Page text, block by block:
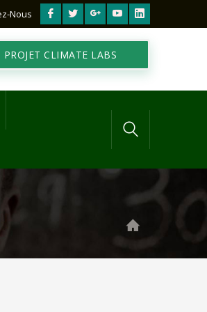
Nous
Facebook
TwitterGoogle
Profile
YoutubeLinkedIn
PROJET CLIMATE LABS